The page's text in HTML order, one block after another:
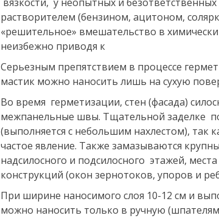
растворителем (бензином, ацитоном,
«решительное» вмешательство в
неизбежно приводя к
Серьезным препятствием в процессе
мастик можно наносить лишь на сухую
Во время герметизации, стен (фасада)
межпанельные швы. Тщательной заделке
(выполняется с небольшим нахлестом), так
частое явление. Также замазываются
надсилосного и подсилосного этажей,
конструкций (окон зернотоков, упоров и
При ширине наносимого слоя 10-12 см и
можно наносить только в ручную